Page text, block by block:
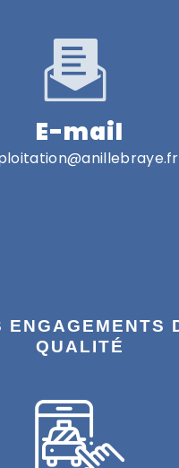
E-mail
ENGAGEMENTS
QUALITÉ